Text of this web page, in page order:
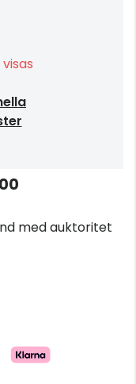
med auktoritet